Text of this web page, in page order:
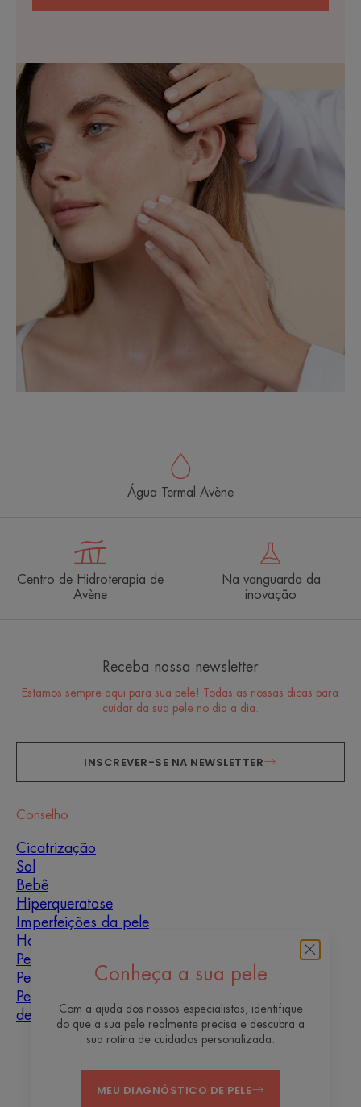
Conheça a sua pele
Com a ajuda dos nossos especialistas, identifique
do que a sua pele realmente precisa e descubra a
sua rotina de cuidados personalizada.
MEU DIAGNÓSTICO DE PELE
Água Termal Avène
Centro de Hidroterapia de
Avène
Na vanguarda da
inovação
Receba nossa newsletter
Estamos sempre aqui para sua pele! Todas as nossas dicas para
cuidar da sua pele no dia a dia.
INSCREVER-SE NA NEWSLETTER
Conselho
Cicatrização
Sol
Bebê
Hiperqueratose
Imperfeições da pele
Homens
Pele mista
Pele seca
Pele seca e
desidratação
Contato Perguntas mais frequentes